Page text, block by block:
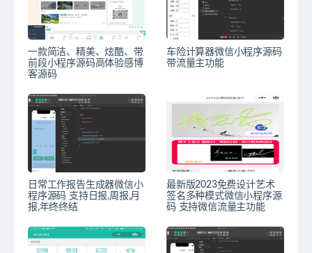
一款简洁、精美、炫酷、带
前段小程序源码高体验感博
客源码
车险计算器微信小程序源码
带流量主功能
日常工作报告生成器微信小
程序源码 支持日报,周报,月
报,年终终结
最新版2023免费设计艺术
签名多种模式微信小程序源
码 支持微信流量主功能